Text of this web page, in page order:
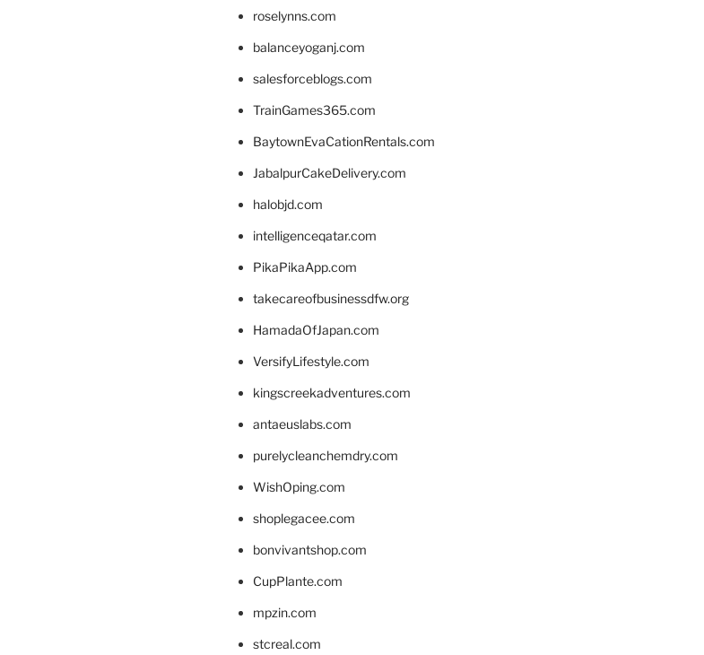
roselynns.com
balanceyoganj.com
salesforceblogs.com
TrainGames365.com
BaytownEvaCationRentals.com
JabalpurCakeDelivery.com
halobjd.com
intelligenceqatar.com
PikaPikaApp.com
takecareofbusinessdfw.org
HamadaOfJapan.com
VersifyLifestyle.com
kingscreekadventures.com
antaeuslabs.com
purelycleanchemdry.com
WishOping.com
shoplegacee.com
bonvivantshop.com
CupPlante.com
mpzin.com
stcreal.com